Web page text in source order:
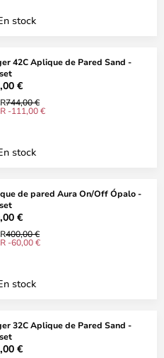
stock
42C Aplique de Pared Sand -
€
744,00 €
-111,00 €
stock
de pared Aura On/Off Ópalo -
€
400,00 €
-60,00 €
stock
32C Aplique de Pared Sand -
€